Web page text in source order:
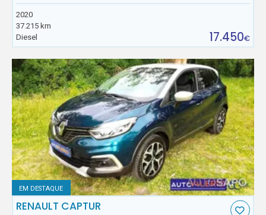
2020
37.215 km
Diesel
17.450€
EM DESTAQUE
RENAULT CAPTUR